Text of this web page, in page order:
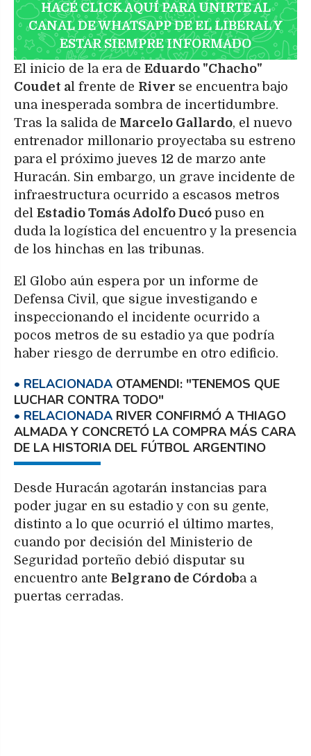
HACÉ CLICK AQUÍ PARA UNIRTE AL
CANAL DE WHATSAPP DE EL LIBERAL Y
ESTAR SIEMPRE INFORMADO
El inicio de la era de Eduardo "Chacho"
Coudet al frente de River se encuentra bajo
una inesperada sombra de incertidumbre.
Tras la salida de Marcelo Gallardo, el nuevo
entrenador millonario proyectaba su estreno
para el próximo jueves 12 de marzo ante
Huracán. Sin embargo, un grave incidente de
infraestructura ocurrido a escasos metros
del Estadio Tomás Adolfo Ducó puso en
duda la logística del encuentro y la presencia
de los hinchas en las tribunas.
El Globo aún espera por un informe de
Defensa Civil, que sigue investigando e
inspeccionando el incidente ocurrido a
pocos metros de su estadio ya que podría
haber riesgo de derrumbe en otro edificio.
OTAMENDI: "TENEMOS QUE
LUCHAR CONTRA TODO"
RIVER CONFIRMÓ A THIAGO
ALMADA Y CONCRETÓ LA COMPRA MÁS CARA
DE LA HISTORIA DEL FÚTBOL ARGENTINO
Desde Huracán agotarán instancias para
poder jugar en su estadio y con su gente,
distinto a lo que ocurrió el último martes,
cuando por decisión del Ministerio de
Seguridad porteño debió disputar su
encuentro ante Belgrano de Córdoba a
puertas cerradas.